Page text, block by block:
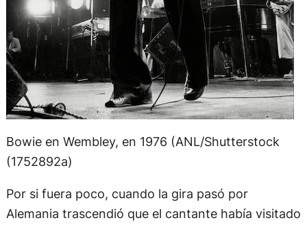
Bowie en Wembley, en 1976 (ANL/Shutterstock
(1752892a)
Por si fuera poco, cuando la gira pasó por
Alemania trascendió que el cantante había visitado